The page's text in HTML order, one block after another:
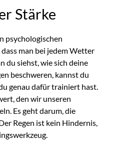
Stärke
psychologischen
man bei jedem Wetter
du siehst, wie sich deine
beschweren, kannst du
genau dafür trainiert hast.
den wir unseren
Es geht darum, die
Regen ist kein Hindernis,